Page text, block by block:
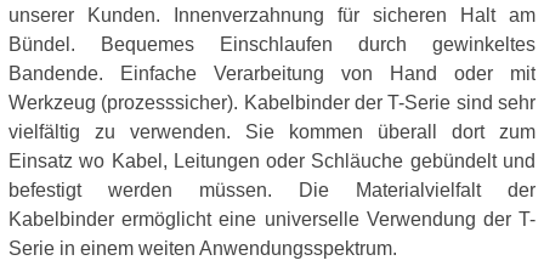
unserer Kunden. Innenverzahnung für sicheren Halt am
Bündel. Bequemes Einschlaufen durch gewinkeltes
Bandende. Einfache Verarbeitung von Hand oder mit
Werkzeug (prozesssicher). Kabelbinder der T-Serie sind sehr
vielfältig zu verwenden. Sie kommen überall dort zum
Einsatz wo Kabel, Leitungen oder Schläuche gebündelt und
befestigt werden müssen. Die Materialvielfalt der
Kabelbinder ermöglicht eine universelle Verwendung der T-
Serie in einem weiten Anwendungsspektrum.